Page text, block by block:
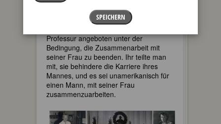
Obwohl Gerty und Carl immer
gemeinsam forschten, machte nur er
Professur angeboten unter der
Bedingung, die Zusammenarbeit mit
seiner Frau zu beenden. Ihr teilte man
mit, sie behindere die Karriere ihres
Mannes, und es sei unamerikanisch für
einen Mann, mit seiner Frau
zusammenzuarbeiten.
SPEICHERN